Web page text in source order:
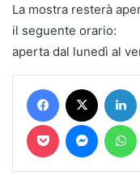
La mostra resterà
il seguente orario:
aperta dal lunedì al
Facebook
Pocket